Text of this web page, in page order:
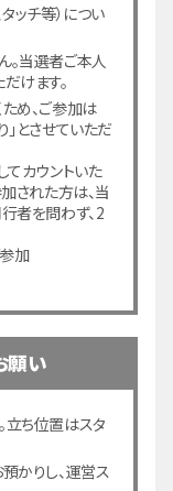
ッチ等）につい
。当選者ご本人
けます。
め、ご参加は
とさせていただ
てカウントいた
された方は、当
者を問わず、2
加
願い
立ち位置はスタ
かりし、運営ス